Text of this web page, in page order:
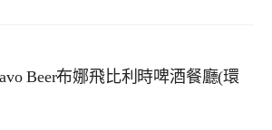
Beer布娜飛比利時啤酒餐廳(環